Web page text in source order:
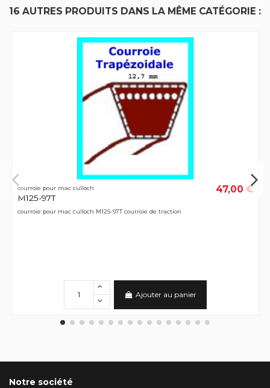
16 AUTRES PRODUITS DANS LA MÊME CATÉGORIE :
courroie pour mac culloch
M125-97T
47,00 €
courroie pour mac culloch M125-97T courroie de traction
Ajouter au panier
Notre société